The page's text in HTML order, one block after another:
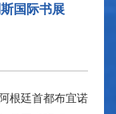
国际书展
根廷首都布宜诺